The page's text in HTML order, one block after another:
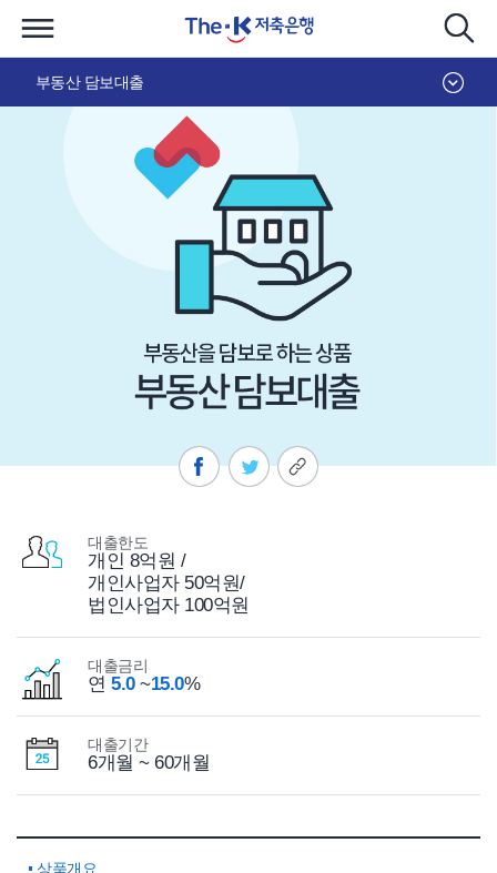
부동산 담보대출
대출한도
개인 8억원 /
개인사업자 50억원/
법인사업자 100억원
대출금리
연5.0~15.0%
대출기간
6개월 ~ 60개월
상품개요